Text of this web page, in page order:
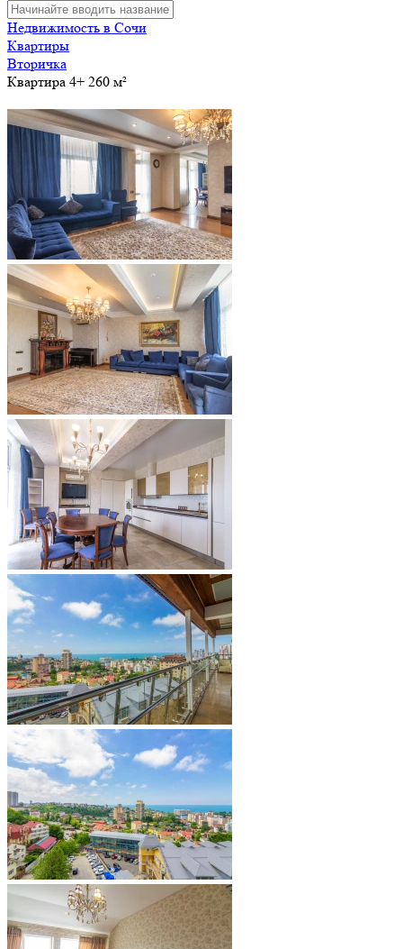
Недвижимость в Сочи
Квартиры
Вторичка
Квартира 4+ 260 м²